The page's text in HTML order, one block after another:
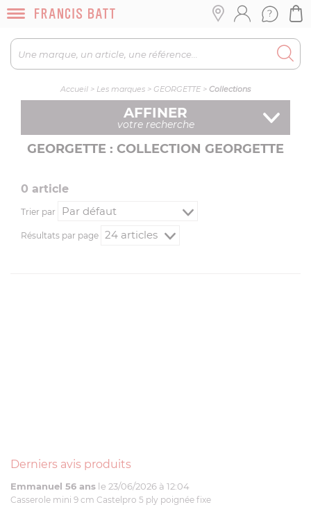
Accueil > Les marques > GEORGETTE> Collections
AFFINER
votre recherche
GEORGETTE : COLLECTION GEORGETTE
0 article
Trier par
Résultats par page
Derniers avis produits
Emmanuel 56 ans le 23/06/2026 à 12:04
Casserole mini 9 cm Castelpro 5 ply poignée fixe